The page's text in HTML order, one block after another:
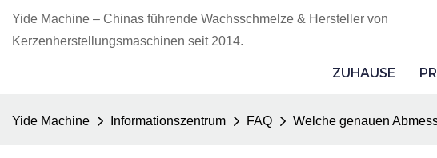
Yide Machine – Chinas führende Wachsschmelze & Hersteller von
Kerzenherstellungsmaschinen seit 2014.
ZUHAUSE
Yide Machine Informationszentrum FAQ Welche genauen